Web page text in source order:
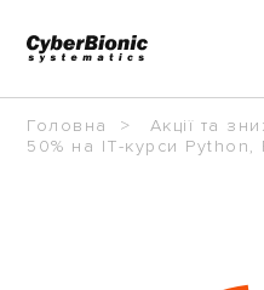
Головна Акції та
50% на ІТ-курси